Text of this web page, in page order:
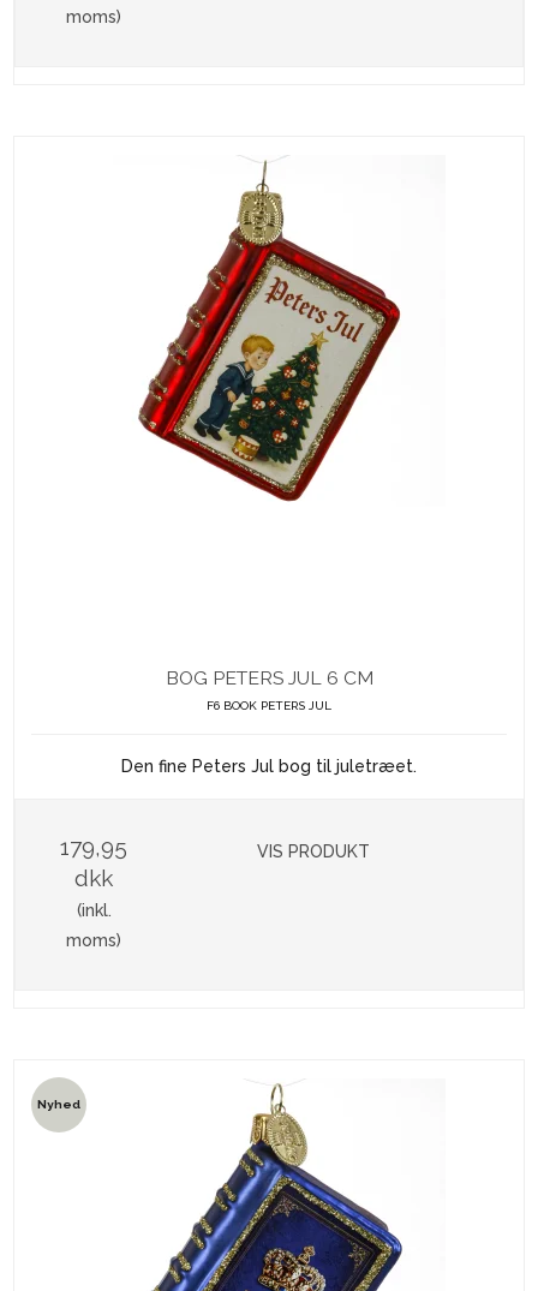
moms)
BOG PETERS JUL 6 CM
F6 BOOK PETERS JUL
Den fine Peters Jul bog til juletræet.
179,95
dkk
(inkl.
moms)
VIS PRODUKT
Nyhed